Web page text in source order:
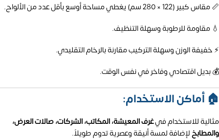
📏 مقاس كبير (122 × 280 سم) يغطي مساحة أوسع بأقل عدد من الألواح.
💧 مقاومة للرطوبة وسهلة التنظيف.
⚡ خفيفة الوزن وسهلة التركيب مقارنة بالرخام التقليدي.
💰 بديل اقتصادي وفاخر في نفس الوقت.
🏠 أماكن الاستخدام:
مثالية للاستخدام فيغرف المعيشة، المكاتب، الشركات، صالات العرض،
والمطابخلإضافة لمسة أنيقة وعصرية تدوم طويلاً.